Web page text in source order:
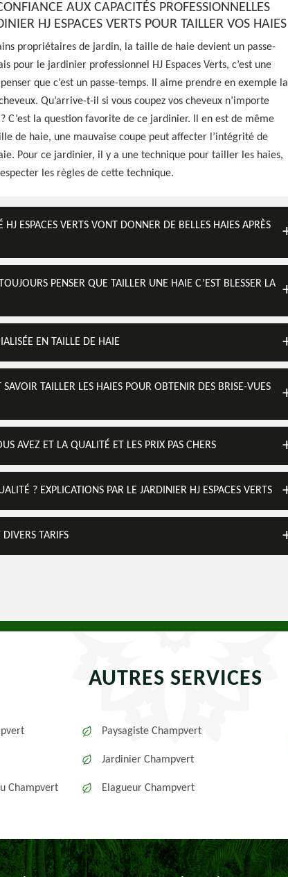
AUX CAPACITÉS PROFESSIONNELLES
HJ ESPACES VERTS POUR TAILLER VOS HAIES
propriétaires de jardin, la taille de haie devient un passe-
pour le jardinier professionnel HJ Espaces Verts, c’est une
que c’est un passe-temps. Il aime prendre en exemple la
Qu’arrive-t-il si vous coupez vos cheveux n’importe
C’est la question favorite de ce jardinier. Il en est de même
de haie, une mauvaise coupe peut affecter l’intégrité de
Pour ce jardinier, il y a une technique pour tailler les haies,
les règles de cette technique.
HJ ESPACES VERTS VONT DONNER DE BELLES HAIES APRÈS
PENSER QUE TAILLER UNE HAIE C’EST BLESSER LA
EN TAILLE DE HAIE
SAVOIR TAILLER LES HAIES POUR OBTENIR DES BRISE-VUES
AVEZ ET LA QUALITÉ ET LES PRIX PAS CHERS
? EXPLICATIONS PAR LE JARDINIER HJ ESPACES VERTS
DIVERS TARIFS
AUTRES SERVICES
Champvert
Paysagiste Champvert
Jardinier Champvert
Elagueur Champvert